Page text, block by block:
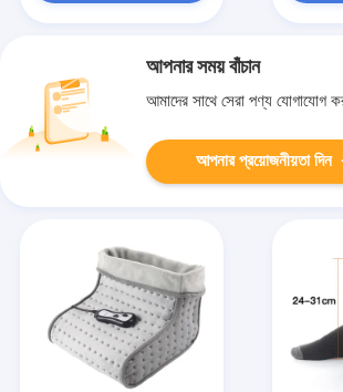
আপনার সময় বাঁচান
আমাদের সাথে সেরা পণ্য যোগাযোগ
আপনার প্রয়োজনীয়তা দিন